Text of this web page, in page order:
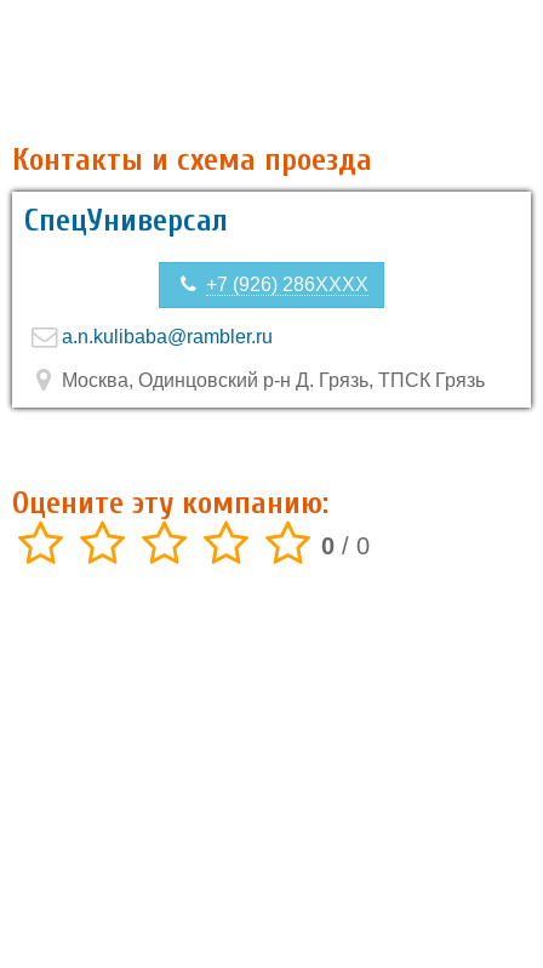
Контакты и схема проезда
СпецУниверсал
+7 (926) 286XXXX
a.n.kulibaba@rambler.ru
Москва, Одинцовский р-н Д. Грязь, ТПСК Грязь
Оцените эту компанию:
0 / 0